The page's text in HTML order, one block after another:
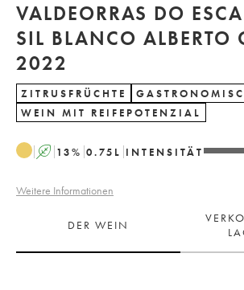
VALDEORRAS DO
SIL BLANCO ALBERTO
2022
ZITRUSFRÜCHTE
WEIN MIT REIFEPOTENZIAL
A 13% 0.75 L INTENSITÄT
Weitere Informationen
DER WEIN